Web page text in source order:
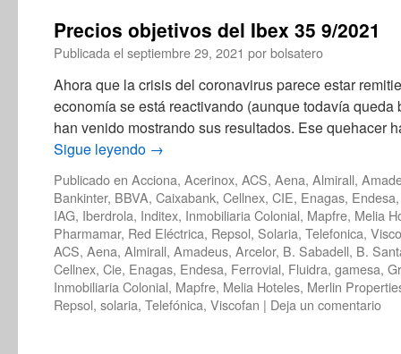
Precios objetivos del Ibex 35 9/2021
Publicada el septiembre 29, 2021 porbolsatero
Ahora que la crisis del coronavirus parece estar
economía se está reactivando (aunque todavía
han venido mostrando sus resultados. Ese quehacer
Sigue leyendo →
Publicado en Acciona, Acerinox, ACS, Aena, Almirall,
Bankinter, BBVA, Caixabank, Cellnex, CIE, Enagas, Endesa
IAG, Iberdrola, Inditex, Inmobiliaria Colonial, Mapfre, Melia
Pharmamar, Red Eléctrica, Repsol, Solaria, Telefonica,
ACS, Aena, Almirall, Amadeus, Arcelor, B. Sabadell, B.
Cellnex, Cie, Enagas, Endesa, Ferrovial, Fluidra, gamesa,
Inmobiliaria Colonial, Mapfre, Melia Hoteles, Merlin
Repsol, solaria, Telefónica, Viscofan | Deja un comentario